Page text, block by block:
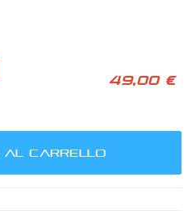
49,00 €
AL CARRELLO